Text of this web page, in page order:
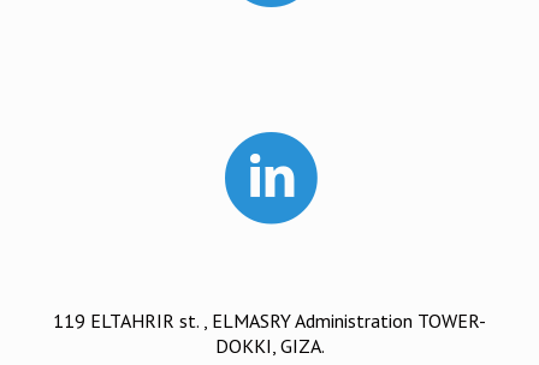
119 ELTAHRIR st. , ELMASRY Administration TOWER-
DOKKI, GIZA.